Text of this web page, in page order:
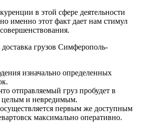
в этой сфере деятельности
именно этот факт дает нам стимул
грузов Симферополь-
изначально определенных
отправляемый груз пробудет в
целым и невредимым.
первым же доступным
максимально оперативно.